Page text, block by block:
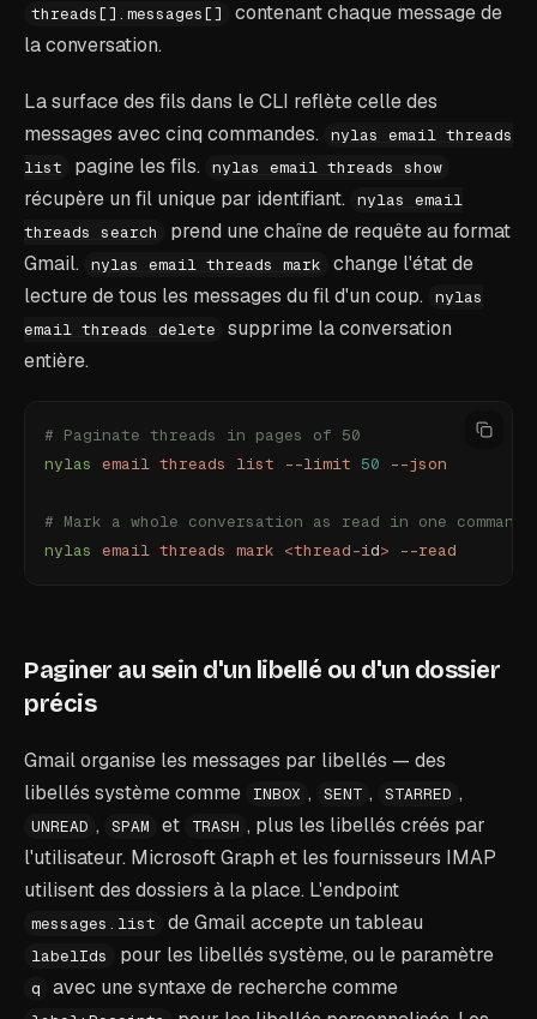
threads[].messages[]
contenant chaque message de
la conversation.
La surface des fils dans le CLI reflète celle des
messages avec cinq commandes.
nylas email threads
list
pagine les fils. nylas email threads show
récupère un fil unique par identifiant.
nylas email
threads search
prend une chaîne de requête au format
Gmail.
nylas email threads mark
change l'état de
lecture de tous les messages du fil d'un coup.
nylas
email threads delete
supprime la conversation
entière.
# Paginate threads in pages of 50
nylas email threads list --limit 50 --json
# Mark a whole conversation as read in one command
nylas email threads mark <thread-id> --read
Paginer au sein d'un libellé ou d'un dossier
précis
Gmail organise les messages par libellés — des
libellés système comme
INBOX , SENT , STARRED ,
UNREAD , SPAM et TRASH , plus les libellés créés par
l'utilisateur. Microsoft Graph et les fournisseurs IMAP
utilisent des dossiers à la place. L'endpoint
messages.list de Gmail accepte un tableau
labelIds pour les libellés système, ou le paramètre
q avec une syntaxe de recherche comme